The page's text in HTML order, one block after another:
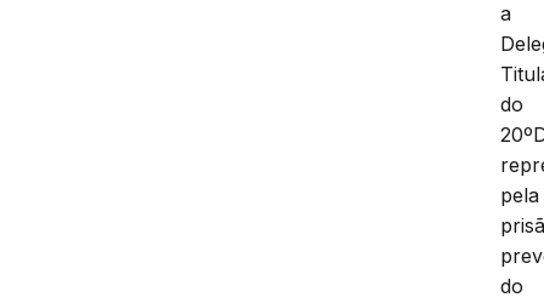
a
do
pela
do